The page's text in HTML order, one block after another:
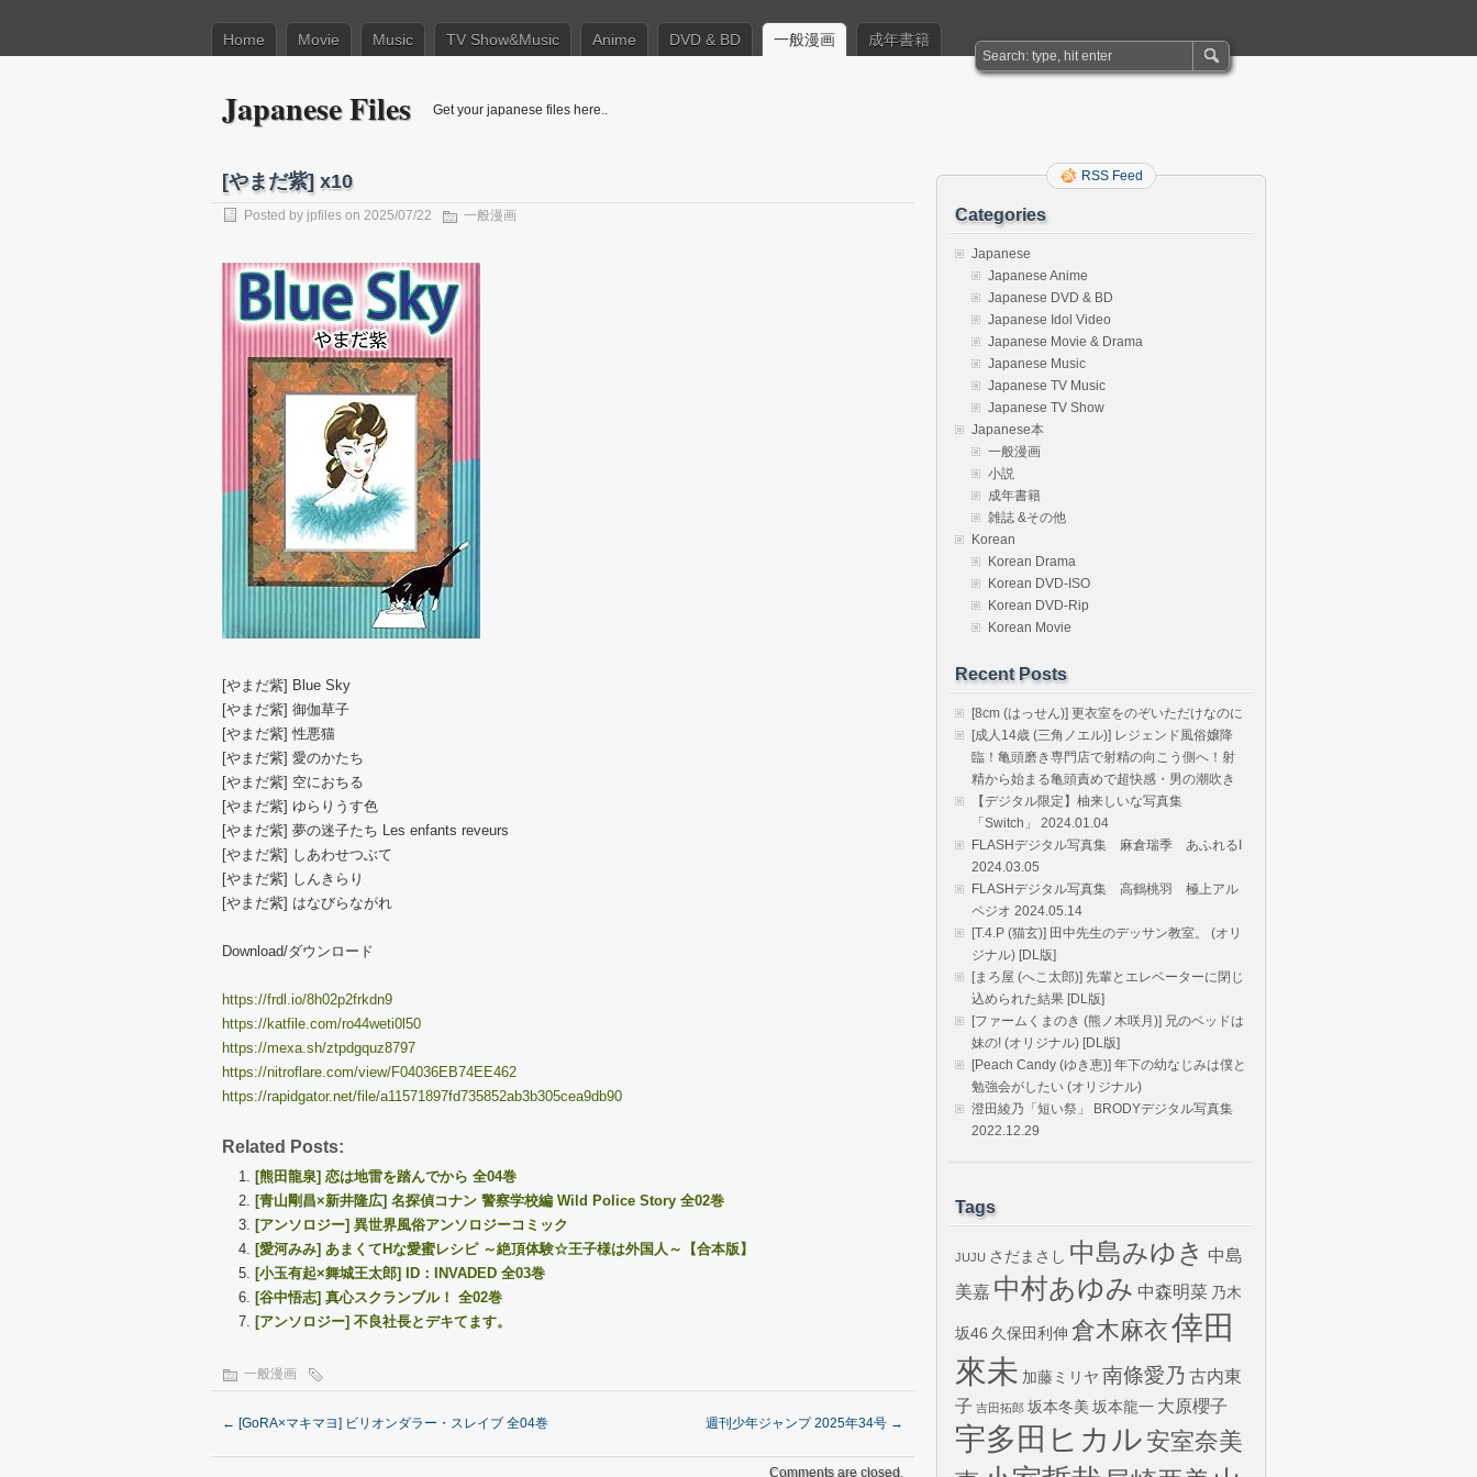
Home Movie Music TV Show&Music Anime DVD & BD 一般漫画 成年書籍
Japanese Files Get your japanese files here..
[やまだ紫] x10
Posted by jpfiles on 2025/07/22 一般漫画
[やまだ紫] Blue Sky
[やまだ紫] 御伽草子
[やまだ紫] 性悪猫
[やまだ紫] 愛のかたち
[やまだ紫] 空におちる
[やまだ紫] ゆらりうす色
[やまだ紫] 夢の迷子たち Les enfants reveurs
[やまだ紫] しあわせつぶて
[やまだ紫] しんきらり
[やまだ紫] はなびらながれ
Download/ダウンロード
https://frdl.io/8h02p2frkdn9
https://katfile.com/ro44weti0l50
https://mexa.sh/ztpdgquz8797
https://nitroflare.com/view/F04036EB74EE462
https://rapidgator.net/file/a11571897fd735852ab3b305cea9db90
Related Posts:
[熊田龍泉] 恋は地雷を踏んでから 全04巻
[青山剛昌×新井隆広] 名探偵コナン 警察学校編 Wild Police Story 全02巻
[アンソロジー] 異世界風俗アンソロジーコミック
[愛河みみ] あまくてHな愛蜜レシピ ～絶頂体験☆王子様は外国人～【合本版】
[小玉有起×舞城王太郎] ID：INVADED 全03巻
[谷中悟志] 真心スクランブル！ 全02巻
[アンソロジー] 不良社長とデキてます。
一般漫画
← [GoRA×マキマヨ] ビリオンダラー・スレイブ 全04巻 週刊少年ジャンプ 2025年34号 →
Comments are closed.
RSS Feed
Categories
Japanese
Japanese Anime
Japanese DVD & BD
Japanese Idol Video
Japanese Movie & Drama
Japanese Music
Japanese TV Music
Japanese TV Show
Japanese本
一般漫画
小説
成年書籍
雑誌 &その他
Korean
Korean Drama
Korean DVD-ISO
Korean DVD-Rip
Korean Movie
Recent Posts
[8cm (はっせん)] 更衣室をのぞいただけなのに
[成人14歳 (三角ノエル)] レジェンド風俗嬢降
臨！亀頭磨き専門店で射精の向こう側へ！射
精から始まる亀頭責めで超快感・男の潮吹き
【デジタル限定】柚来しいな写真集
「Switch」 2024.01.04
FLASHデジタル写真集 麻倉瑞季 あふれるI
2024.03.05
FLASHデジタル写真集 高鶴桃羽 極上アル
ペジオ 2024.05.14
[T.4.P (猫玄)] 田中先生のデッサン教室。 (オリ
ジナル) [DL版]
[まろ屋 (へこ太郎)] 先輩とエレベーターに閉じ
込められた結果 [DL版]
[ファームくまのき (熊ノ木咲月)] 兄のベッドは
妹の! (オリジナル) [DL版]
[Peach Candy (ゆき恵)] 年下の幼なじみは僕と
勉強会がしたい (オリジナル)
澄田綾乃「短い祭」 BRODYデジタル写真集
2022.12.29
Tags
JUJU さだまさし 中島みゆき 中島
美嘉 中村あゆみ 中森明菜 乃木
坂46 久保田利伸 倉木麻衣倖田
來未 加藤ミリヤ 南條愛乃 古内東
子 吉田拓郎 坂本冬美 坂本龍一 大原櫻子
宇多田ヒカル安室奈美